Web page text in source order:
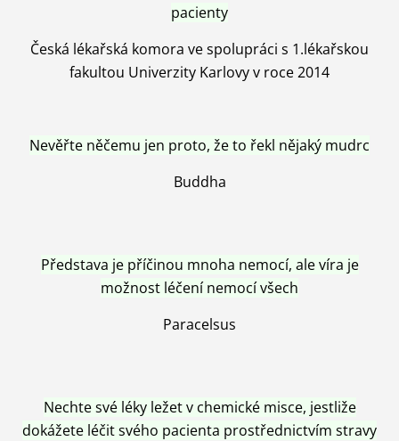
pacienty
Česká lékařská komora ve spolupráci s 1.lékařskou
fakultou Univerzity Karlovy v roce 2014
Nevěřte něčemu jen proto, že to řekl nějaký mudrc
Buddha
Představa je příčinou mnoha nemocí, ale víra je
možnost léčení nemocí všech
Paracelsus
Nechte své léky ležet v chemické misce, jestliže
dokážete léčit svého pacienta prostřednictvím stravy